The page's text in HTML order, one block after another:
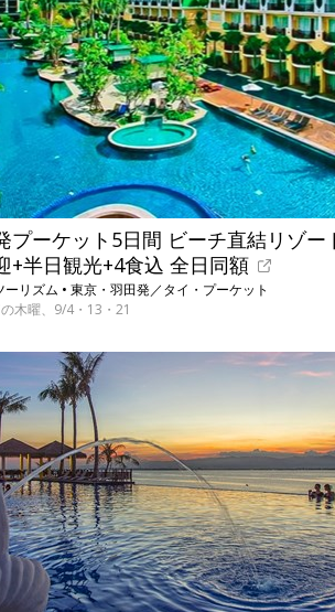
プーケット5日間 ビーチ直結リゾー
+半日観光+4食込 全日同額
ーリズム • 東京・羽田発／タイ・プーケット
木曜、9/4・13・21